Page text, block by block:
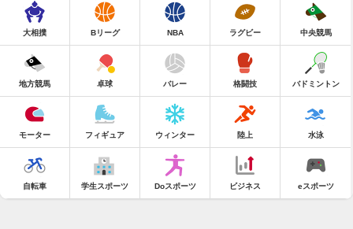
大相撲 Bリーグ NBA ラグビー 中央競馬
地方競馬 卓球 バレー 格闘技 バドミントン
モーター フィギュア ウィンター 陸上 水泳
自転車 学生スポーツ Doスポーツ ビジネス eスポーツ